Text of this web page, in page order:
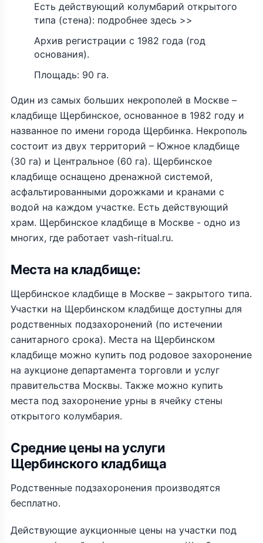
Есть действующий колумбарий открытого
типа (стена): подробнее здесь >>
Архив регистрации с 1982 года (год
основания).
Площадь: 90 га.
Один из самых больших некрополей в Москве –
кладбище Щербинское, основанное в 1982 году и
названное по имени города Щербинка. Некрополь
состоит из двух территорий – Южное кладбище
(30 га) и Центральное (60 га). Щербинское
кладбище оснащено дренажной системой,
асфальтированными дорожками и кранами с
водой на каждом участке. Есть действующий
храм. Щербинское кладбище в Москве - одно из
многих, где работает vash-ritual.ru.
Места на кладбище:
Щербинское кладбище в Москве – закрытого типа.
Участки на Щербинском кладбище доступны для
родственных подзахоронений (по истечении
санитарного срока). Места на Щербинском
кладбище можно купить под родовое захоронение
на аукционе департамента торговли и услуг
правительства Москвы. Также можно купить
места под захоронение урны в ячейку стены
открытого колумбария.
Средние цены на услуги
Щербинского кладбища
Родственные подзахоронения производятся
бесплатно.
Действующие аукционные цены на участки под